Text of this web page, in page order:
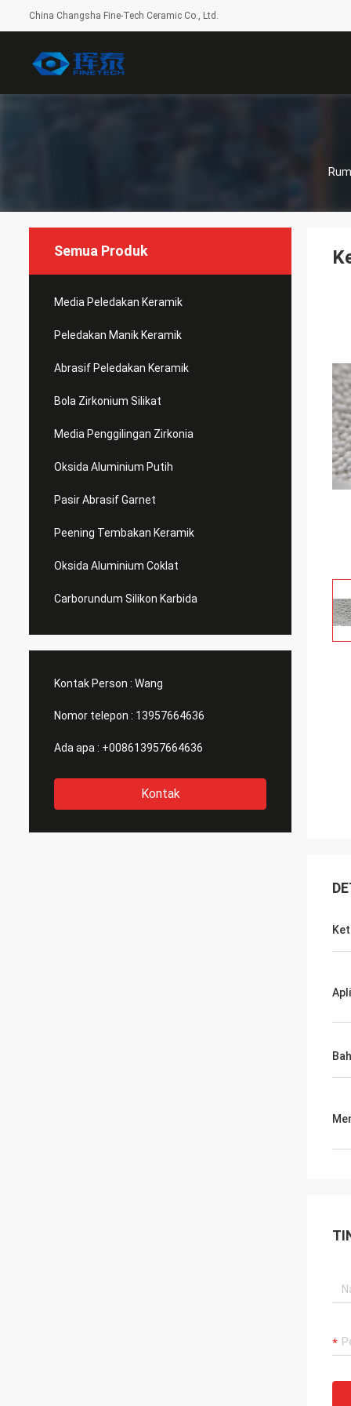
China Changsha Fine-Tech Ceramic Co., Ltd.
Semua Produk
Media Peledakan Keramik
Peledakan Manik Keramik
Abrasif Peledakan Keramik
Bola Zirkonium Silikat
Media Penggilingan Zirkonia
Oksida Aluminium Putih
Pasir Abrasif Garnet
Peening Tembakan Keramik
Oksida Aluminium Coklat
Carborundum Silikon Karbida
Kontak Person : Wang
Nomor telepon : 13957664636
Ada apa : +008613957664636
Kontak